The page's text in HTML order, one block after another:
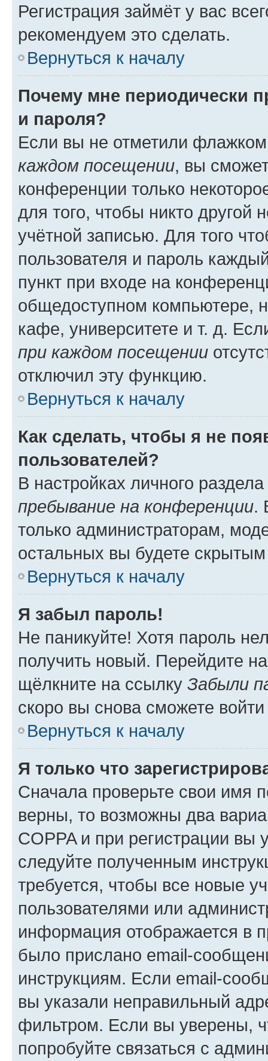
Регистрация займёт у вас
рекомендуем это сделать.
Вернуться к началу
Почему мне периодически
и пароля?
Если вы не отметили
каждом посещении, вы
конференции только
для того, чтобы никто другой
учётной записью. Для того
пользователя и пароль
пункт при входе на
общедоступном компьютере,
кафе, университете и т. д.
при каждом посещении
отключил эту функцию.
Вернуться к началу
Как сделать, чтобы я не
пользователей?
В настройках личного
пребывание на конференции.
только администраторам,
остальных вы будете
Вернуться к началу
Я забыл пароль!
Не паникуйте! Хотя пароль
получить новый. Перейдите
щёлкните на ссылку Забыли
скоро вы снова сможете
Вернуться к началу
Я только что
Сначала проверьте свои имя
верны, то возможны два
COPPA и при регистрации вы
следуйте полученным
требуется, чтобы все новые
пользователями или
информация отображается в
было прислано email-
инструкциям. Если email-
вы указали неправильный
фильтром. Если вы уверены,
попробуйте связаться с